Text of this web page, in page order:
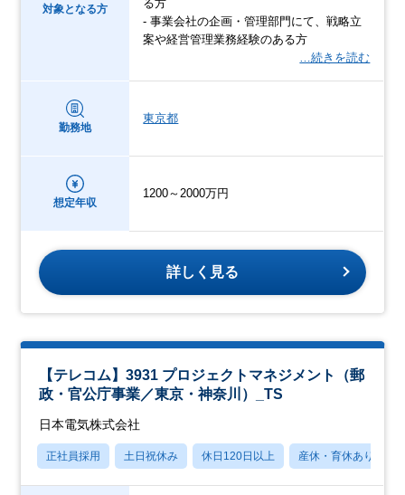
対象となる方
る方
- 事業会社の企画・管理部門にて、戦略立
案や経営管理業務経験のある方
…続きを読む
勤務地
東京都
想定年収
1200～2000万円
詳しく見る
【テレコム】3931 プロジェクトマネジメント（郵
政・官公庁事業／東京・神奈川）_TS
日本電気株式会社
正社員採用 土日祝休み 休日120日以上 産休・育休あり